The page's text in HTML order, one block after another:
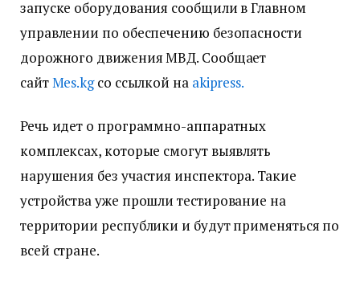
запуске оборудования сообщили в Главном
управлении по обеспечению безопасности
дорожного движения МВД. Сообщает
сайтМes.kgсо ссылкой на akipress.
Речь идет о программно-аппаратных
комплексах, которые смогут выявлять
нарушения без участия инспектора. Такие
устройства уже прошли тестирование на
территории республики и будут применяться по
всей стране.